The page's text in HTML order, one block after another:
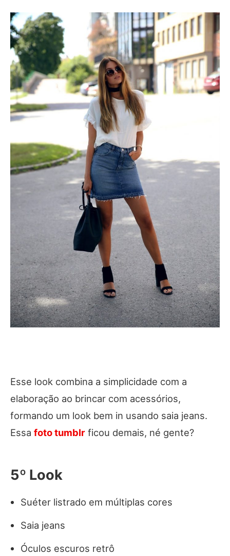
Esse look combina a simplicidade com a
elaboração ao brincar com acessórios,
formando um look bem in usando saia jeans.
Essa foto tumblr ficou demais, né gente?
5º Look
Suéter listrado em múltiplas cores
Saia jeans
Óculos escuros retrô